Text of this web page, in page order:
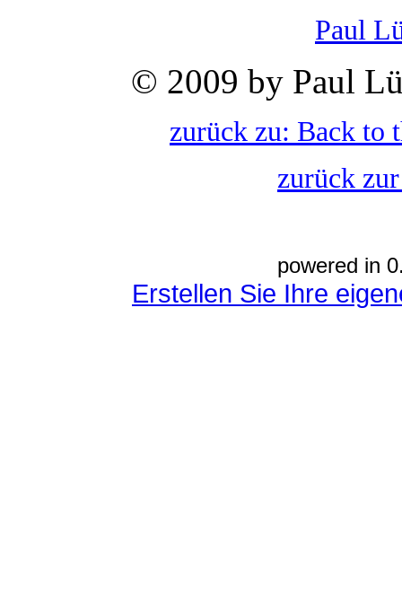
Paul
© 2009 by Paul
zurück zu: Back to
zurück
powered in
Erstellen Sie Ihre